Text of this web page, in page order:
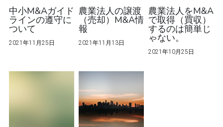
中小M&Aガイド
ラインの遵守に
ついて
2021年11月25日
農業法人の譲渡
（売却）M&A情
報
2021年11月13日
農業法人をM&A
で取得（買収）
するのは簡単じ
ゃない。
2021年10月25日